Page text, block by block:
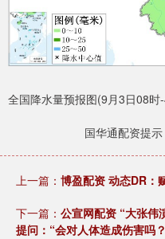
全国降水量预报图(9月3日08时
国华通配资提
上一篇： 博盈配资 动态DR：
下一篇： 公宣网配资 “大张伟
提问：“会对人体造成伤害吗